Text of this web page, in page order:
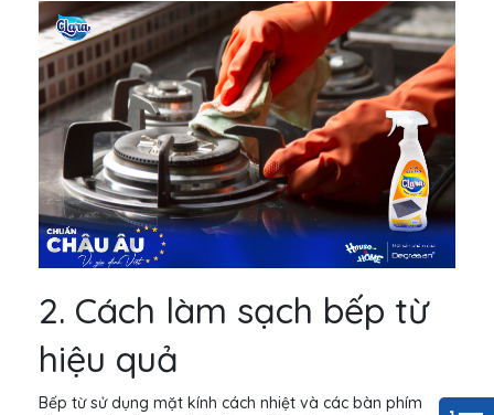
2. Cách làm sạch bếp từ
hiệu quả
Bếp từ sử dụng mặt kính cách nhiệt và các bàn phím